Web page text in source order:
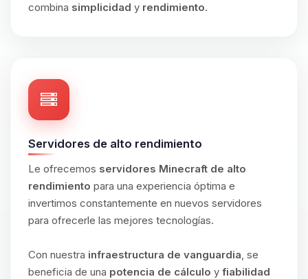
combina simplicidad y rendimiento.
Servidores de alto rendimiento
Le ofrecemos servidores Minecraft de alto
rendimiento para una experiencia óptima e
invertimos constantemente en nuevos servidores
para ofrecerle las mejores tecnologías.
Con nuestra infraestructura de vanguardia, se
beneficia de una potencia de cálculo y fiabilidad